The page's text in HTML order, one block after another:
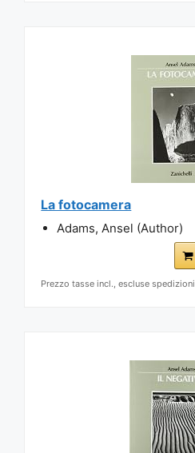
La fotocamera
Adams, Ansel (Author)
Prezzo tasse incl., escluse spedizioni